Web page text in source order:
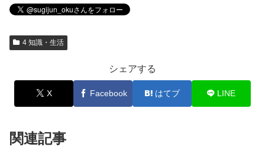
4 知識・生活
シェアする
X Facebook はてブ LINE
関連記事